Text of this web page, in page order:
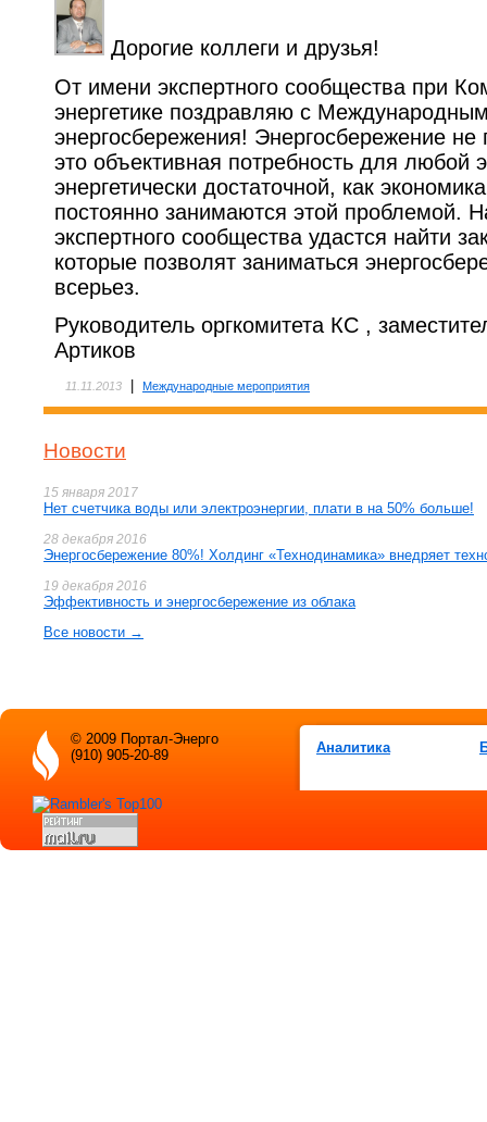
Дорогие коллеги и друзья!
От имени экспертного сообщества при
энергетике поздравляю с
энергосбережения! Энергосбережение не
это объективная потребность для любой
энергетически достаточной, как
постоянно занимаются этой проблемой.
экспертного сообщества удастся найти
которые позволят заниматься
всерьез.
Руководитель оргкомитета КС ,
Артиков
11.11.2013 Международные мероприятия
Новости
15 января 2017
Нет счетчика воды или электроэнергии, плати в на 50% больше!
28 декабря 2016
Энергосбережение 80%! Холдинг «Технодинамика» внедряет
19 декабря 2016
Эффективность и энергосбережение из облака
Все новости →
Аналитика
© 2009 Портал-Энерго
(910) 905-20-89